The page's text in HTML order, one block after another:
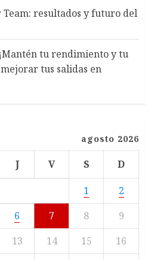
resultados y futuro del
¡Mantén tu rendimiento y tu
tus salidas en
agosto 2026
J V S
D
1
2
6 7 8
9
13 14 15
16